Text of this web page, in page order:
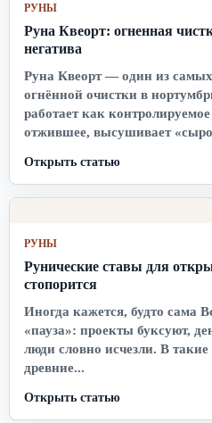
РУНЫ
Руна Квеорт: огненная
негатива
Руна Квеорт — один из
огнённой очистки в
работает как
отжившее, высушивает
Открыть статью
РУНЫ
Рунические ставы для
стопорится
Иногда кажется, будто сама
«пауза»: проекты буксуют,
люди словно исчезли. В
древние...
Открыть статью